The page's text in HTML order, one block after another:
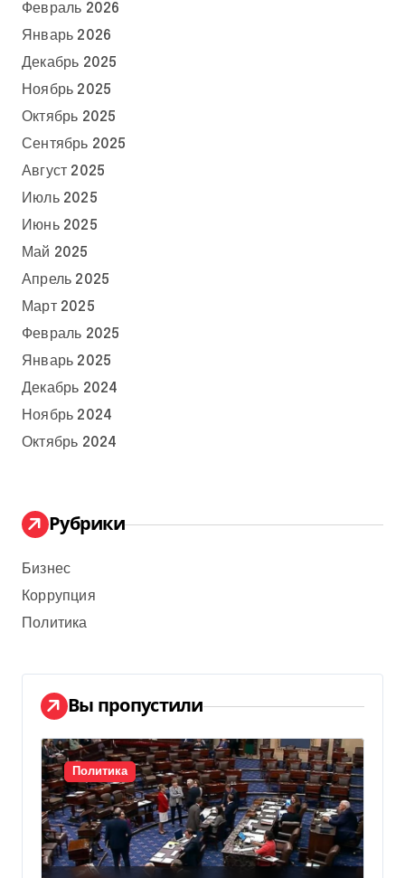
Февраль 2026
Январь 2026
Декабрь 2025
Ноябрь 2025
Октябрь 2025
Сентябрь 2025
Август 2025
Июль 2025
Июнь 2025
Май 2025
Апрель 2025
Март 2025
Февраль 2025
Январь 2025
Декабрь 2024
Ноябрь 2024
Октябрь 2024
Рубрики
Бизнес
Коррупция
Политика
Вы пропустили
Политика